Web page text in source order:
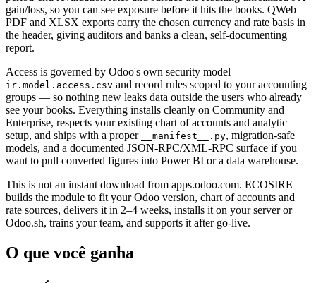
gain/loss, so you can see exposure before it hits the books. QWeb
PDF and XLSX exports carry the chosen currency and rate basis in
the header, giving auditors and banks a clean, self-documenting
report.
Access is governed by Odoo's own security model —
ir.model.access.csv and record rules scoped to your accounting
groups — so nothing new leaks data outside the users who already
see your books. Everything installs cleanly on Community and
Enterprise, respects your existing chart of accounts and analytic
setup, and ships with a proper
__manifest__.py, migration-safe
models, and a documented JSON-RPC/XML-RPC surface if you
want to pull converted figures into Power BI or a data warehouse.
This is not an instant download from apps.odoo.com. ECOSIRE
builds the module to fit your Odoo version, chart of accounts and
rate sources, delivers it in 2–4 weeks, installs it on your server or
Odoo.sh, trains your team, and supports it after go-live.
O que você ganha